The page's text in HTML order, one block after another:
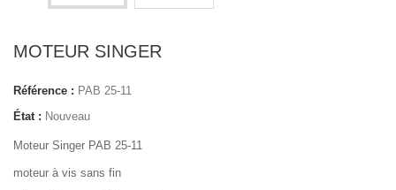
MOTEUR SINGER
Référence : PAB 25-11
État : Nouveau
Moteur Singer PAB 25-11
moteur à vis sans fin